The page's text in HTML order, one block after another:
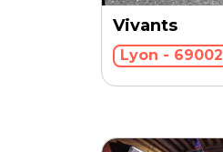
Vivants
Lyon - 69002